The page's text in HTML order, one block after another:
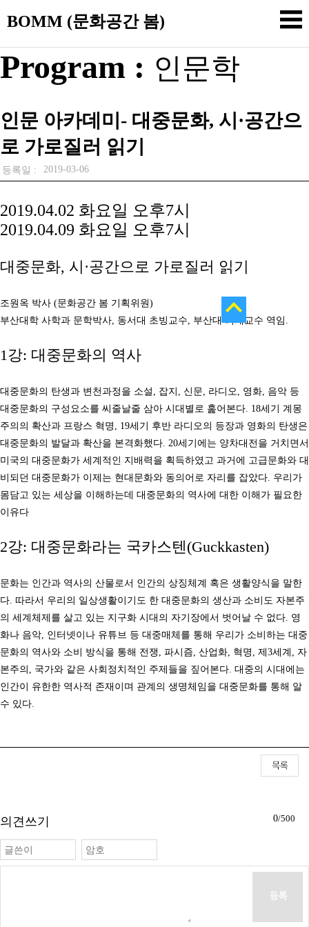
BOMM (문화공간 봄)
Program : 인문학
인문 아카데미- 대중문화, 시·공간으
로 가로질러 읽기
등록일 : 2019-03-06
2019.04.02 화요일 오후7시
2019.04.09 화요일 오후7시
대중문화, 시·공간으로 가로질러 읽기
조원옥 박사 (문화공간 봄 기획위원)
부산대학 사학과 문학박사, 동서대 초빙교수, 부산대 외래교수 역임.
1강: 대중문화의 역사
대중문화의 탄생과 변천과정을 소설, 잡지, 신문, 라디오, 영화, 음악 등
대중문화의 구성요소를 씨줄날줄 삼아 시대별로 훑어본다. 18세기 계몽
주의의 확산과 프랑스 혁명, 19세기 후반 라디오의 등장과 영화의 탄생은
대중문화의 발달과 확산을 본격화했다. 20세기에는 양차대전을 거치면서
미국의 대중문화가 세계적인 지배력을 획득하였고 과거에 고급문화와 대
비되던 대중문화가 이제는 현대문화와 동의어로 자리를 잡았다. 우리가
몸담고 있는 세상을 이해하는데 대중문화의 역사에 대한 이해가 필요한
이유다
2강: 대중문화라는 국카스텐(Guckkasten)
문화는 인간과 역사의 산물로서 인간의 상징체계 혹은 생활양식을 말한
다. 따라서 우리의 일상생활이기도 한 대중문화의 생산과 소비도 자본주
의 세계체제를 살고 있는 지구화 시대의 자기장에서 벗어날 수 없다. 영
화나 음악, 인터넷이나 유튜브 등 대중매체를 통해 우리가 소비하는 대중
문화의 역사와 소비 방식을 통해 전쟁, 파시즘, 산업화, 혁명, 제3세계, 자
본주의, 국가와 같은 사회정치적인 주제들을 짚어본다. 대중의 시대에는
인간이 유한한 역사적 존재이며 관계의 생명체임을 대중문화를 통해 알
수 있다.
의견쓰기 0/500